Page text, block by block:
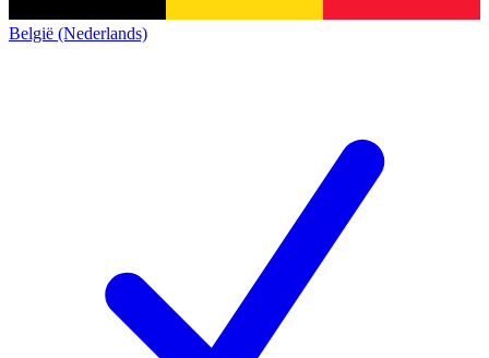
België (Nederlands)